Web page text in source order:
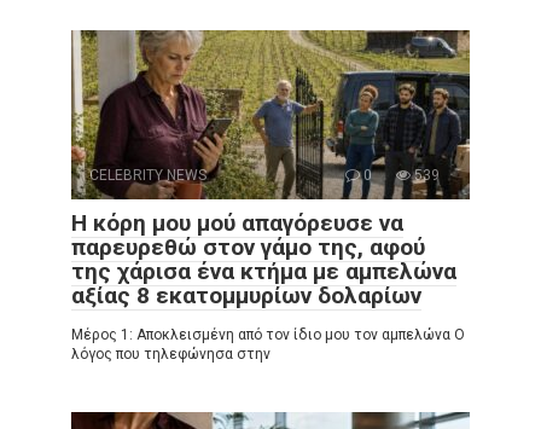
CELEBRITY NEWS 0 539
Η κόρη μου μού απαγόρευσε να
παρευρεθώ στον γάμο της, αφού
της χάρισα ένα κτήμα με αμπελώνα
αξίας 8 εκατομμυρίων δολαρίων
Μέρος 1: Αποκλεισμένη από τον ίδιο μου τον αμπελώνα Ο
λόγος που τηλεφώνησα στην